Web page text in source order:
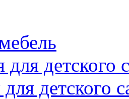
для детского
детского